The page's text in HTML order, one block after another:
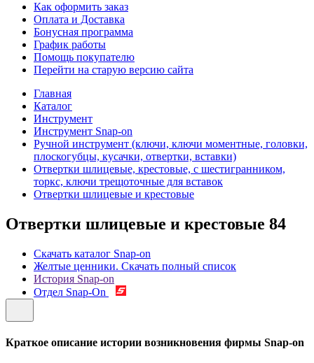
Как оформить заказ
Оплата и Доставка
Бонусная программа
График работы
Помощь покупателю
Перейти на старую версию сайта
Главная
Каталог
Инструмент
Инструмент Snap-on
Ручной инструмент (ключи, ключи моментные, головки,
плоскогубцы, кусачки, отвертки, вставки)
Отвертки шлицевые, крестовые, с шестигранником,
торкс, ключи трещоточные для вставок
Отвертки шлицевые и крестовые
Отвертки шлицевые и крестовые 84
Скачать каталог Snap-on
Желтые ценники. Скачать полный список
История Snap-on
Отдел Snap-On
Краткое описание истории возникновения фирмы Snap-on